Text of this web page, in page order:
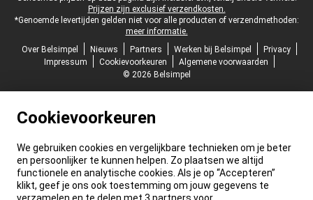
Prijzen zijn exclusief verzendkosten.
*Genoemde levertijden gelden niet voor alle producten of verzendmethoden:
meer informatie.
Over Belsimpel
Nieuws Partners Werken bij Belsimpel
Privacy
Impressum
Cookievoorkeuren
Algemene voorwaarden
© 2026 Belsimpel
Cookievoorkeuren
We gebruiken cookies en vergelijkbare technieken om je beter
en persoonlijker te kunnen helpen. Zo plaatsen we altijd
functionele en analytische cookies. Als je op “Accepteren”
klikt, geef je ons ook toestemming om jouw gegevens te